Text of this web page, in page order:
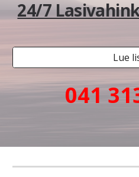
24/7
Lue
041